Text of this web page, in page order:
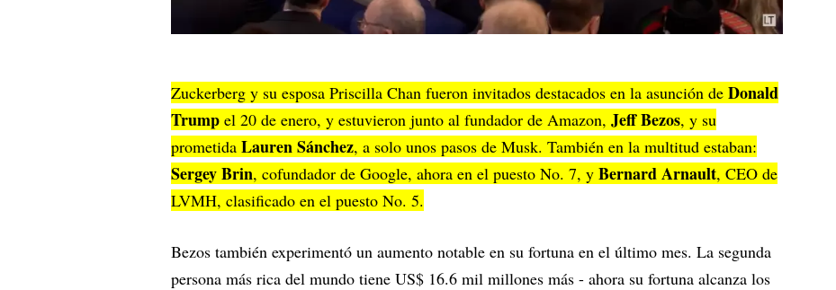
Zuckerberg y su esposa Priscilla Chan fueron invitados destacados en la asunción de Donald
Trump el 20 de enero, y estuvieron junto al fundador de Amazon, Jeff Bezos, y su
prometida Lauren Sánchez, a solo unos pasos de Musk. También en la multitud estaban:
Sergey Brin, cofundador de Google, ahora en el puesto No. 7, y Bernard Arnault, CEO de
LVMH, clasificado en el puesto No. 5.
Bezos también experimentó un aumento notable en su fortuna en el último mes. La segunda
persona más rica del mundo tiene US$ 16.6 mil millones más - ahora su fortuna alcanza los